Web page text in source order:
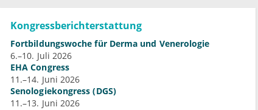
Kongressberichterstattung
Fortbildungswoche für Derma und Venerologie
6.–10. Juli 2026
EHA Congress
11.–14. Juni 2026
Senologiekongress (DGS)
11.–13. Juni 2026